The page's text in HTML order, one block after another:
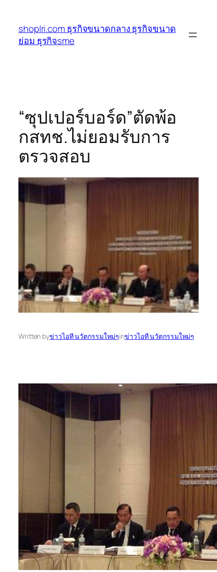
เนื้อหา
shoplri.com ธุรกิจขนาดกลาง ธุรกิจขนาด
ย่อม ธุรกิจsme
“ซุปเปอร์บอร์ด”ตัดพ้อ
กสทช.ไม่ยอมรับการ
ตรวจสอบ
Written byข่าวไอที นวัตกรรมใหม่ๆinข่าวไอที นวัตกรรมใหม่ๆ